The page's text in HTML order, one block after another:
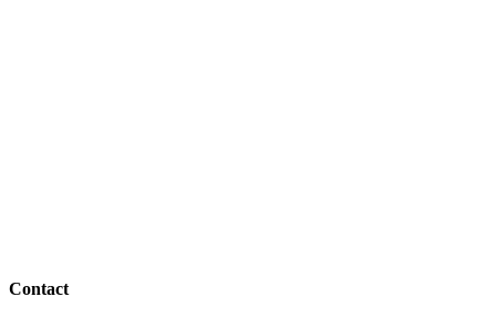
Contact